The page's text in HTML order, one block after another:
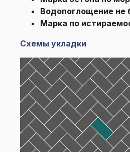
Водопоглощение не
Марка по
Схемы укладки